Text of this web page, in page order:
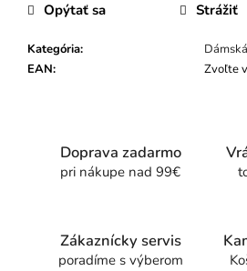
Kategória:
EAN: Zvoľte
Opýtať sa Strážiť
Doprava zadarmo
pri nákupe nad 99€
Zákaznícky servis
poradíme s výberom